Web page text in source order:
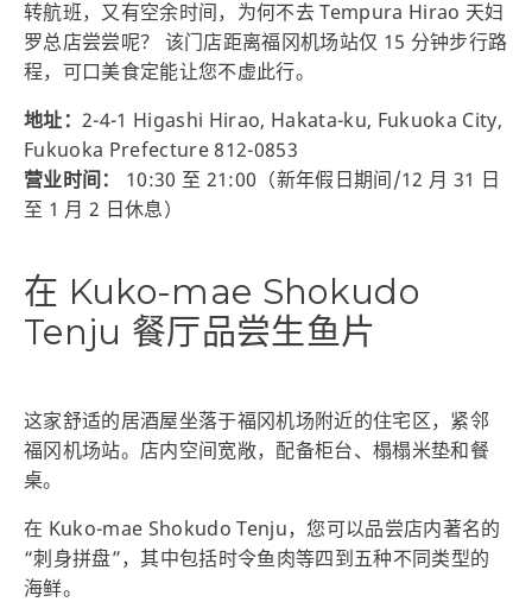
转航班，又有空余时间，为何不去 Tempura Hirao 天妇
罗总店尝尝呢？ 该门店距离福冈机场站仅 15 分钟步行路
程，可口美食定能让您不虚此行。
地址：2-4-1 Higashi Hirao, Hakata-ku, Fukuoka City,
Fukuoka Prefecture 812-0853
营业时间：
10:30 至 21:00（新年假日期间/12 月 31 日
至 1 月 2 日休息）
在 Kuko-mae Shokudo
Tenju 餐厅品尝生鱼片
这家舒适的居酒屋坐落于福冈机场附近的住宅区，紧邻
福冈机场站。店内空间宽敞，配备柜台、榻榻米垫和餐
桌。
在 Kuko-mae Shokudo Tenju，您可以品尝店内著名的
“刺身拼盘”，其中包括时令鱼肉等四到五种不同类型的
海鲜。